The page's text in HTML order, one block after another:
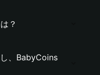
？
、BabyCoins